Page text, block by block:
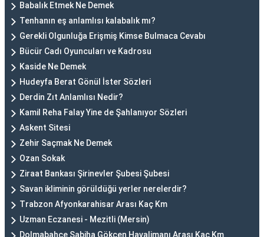
Babalık Etmek Ne Demek
Tenhanın eş anlamlısı kalabalık mı?
Gerekli Olgunluğa Erişmiş Kimse Bulmaca Cevabı
Bücür Cadı Oyuncuları ve Kadrosu
Kaside Ne Demek
Hudeyfa Berat Gönül İster Sözleri
Derdin Zıt Anlamlısı Nedir?
Kamil Reha Falay Yine de Şahlanıyor Sözleri
Askent Sitesi
Zehir Saçmak Ne Demek
Ozan Sokak
Ziraat Bankası Şirinevler Şubesi Şubesi
Savan ikliminin görüldüğü yerler nerelerdir?
Trabzon Afyonkarahisar Arası Kaç Km
Uzman Eczanesi - Mezitli (Mersin)
Dolmabahçe Sabiha Gökçen Havalimanı Arası Kaç Km